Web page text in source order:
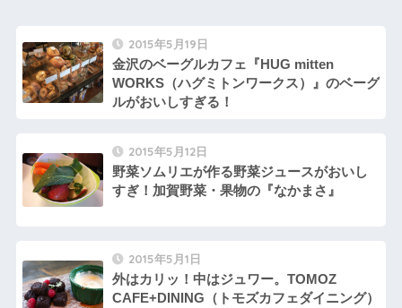
2015年5月19日
金沢のベーグルカフェ『HUG mitten
WORKS（ハグミトンワークス）』のベーグ
ルがおいしすぎる！
2015年5月12日
野菜ソムリエが作る野菜ジュースがおいし
すぎ！加賀野菜・果物の『なかまさ』
2015年5月1日
外はカリッ！中はジュワー。TOMOZ
CAFE+DINING（トモズカフェダイニング）